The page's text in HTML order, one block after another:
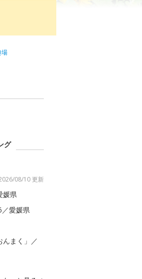
場
グ
08/10 更新
媛県
愛媛県
まく」／